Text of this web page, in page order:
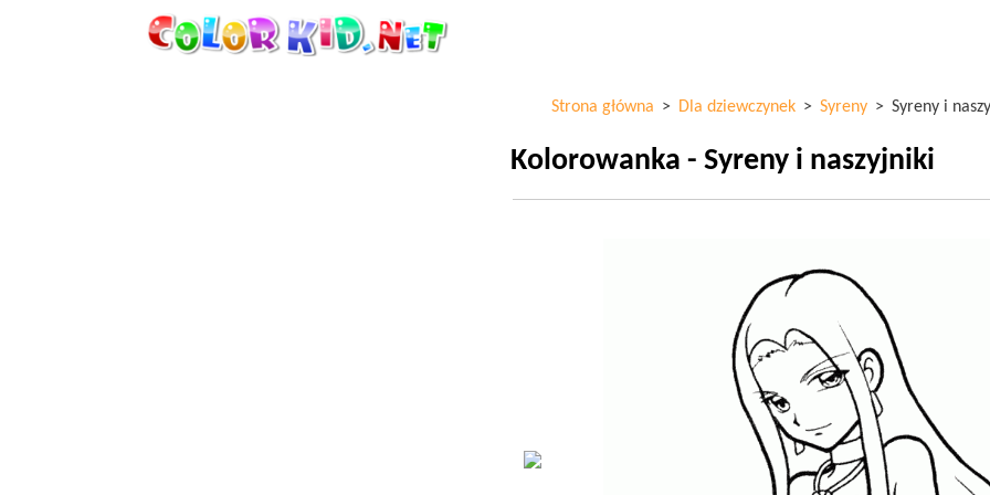
Strona główna > Dla dziewczynek > Syreny > Syreny i
Kolorowanka - Syreny i naszyjniki